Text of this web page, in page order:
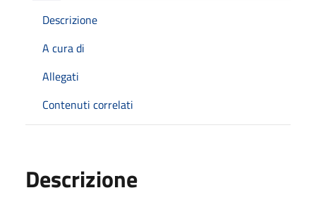
Descrizione
A cura di
Allegati
Contenuti correlati
Descrizione